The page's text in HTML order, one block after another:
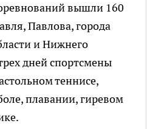
вышли 160
Павлова, города
и Нижнего
дней спортсмены
теннисе,
плавании, гиревом